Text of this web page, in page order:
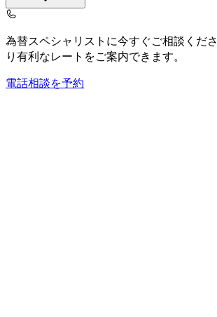
為替スペシャリストに今すぐご相談くだ
り有利なレートをご案内できます。
電話相談を予約